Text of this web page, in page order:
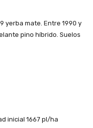
yerba mate. Entre 1990 y
pino híbrido. Suelos
inicial 1667 pl/ha